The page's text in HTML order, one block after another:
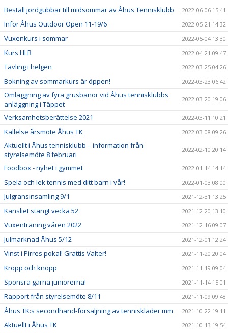
Beställ jordgubbar till midsommar av Åhus Tennisklubb 2022-06-06 15:41
Inför Åhus Outdoor Open 11-19/6 2022-05-21 14:32
Vuxenkurs i sommar 2022-05-04 13:30
Kurs HLR 2022-04-21 09:47
Tävling i helgen 2022-03-25 04:26
Bokning av sommarkurs är öppen! 2022-03-23 06:42
Omläggning av fyra grusbanor vid Åhus tennisklubbs
anläggning i Täppet
2022-03-20 19:06
Verksamhetsberättelse 2021 2022-03-11 10:21
Kallelse årsmöte Åhus TK 2022-03-08 09:26
Aktuellt i Åhus tennisklubb – information från
styrelsemöte 8 februari
2022-02-10 20:14
Foodbox - nyhet i gymmet 2022-01-14 14:14
Spela och lek tennis med ditt barn i vår! 2022-01-03 08:00
Julgransinsamling 9/1 2021-12-31 13:25
Kansliet stängt vecka 52 2021-12-20 13:10
Vuxenträning våren 2022 2021-12-16 09:07
Julmarknad Åhus 5/12 2021-12-01 12:24
Vinst i Pirres pokal! Grattis Valter! 2021-11-20 20:04
Kropp och knopp 2021-11-19 09:04
Sponsra gärna juniorerna! 2021-11-14 15:01
Rapport från styrelsemöte 8/11 2021-11-09 09:48
Åhus TK:s secondhand-försäljning av tenniskläder mm 2021-10-22 19:11
Aktuellt i Åhus TK 2021-10-13 19:54